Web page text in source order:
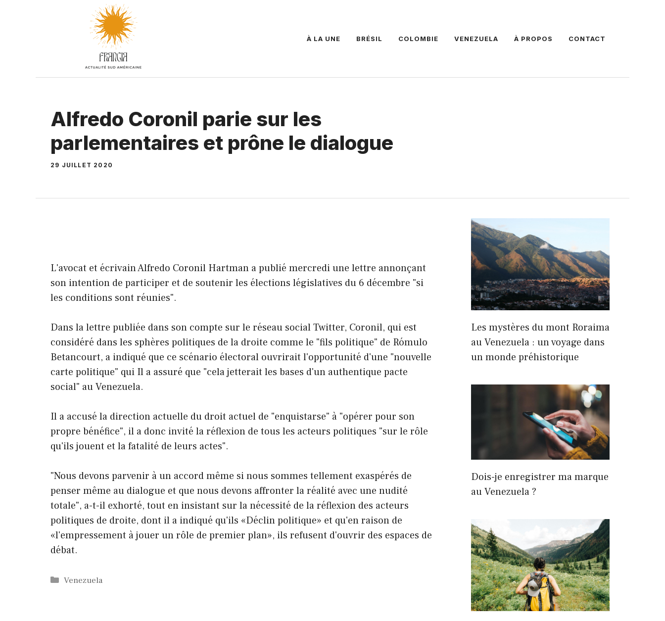
À LA UNE BRÉSIL COLOMBIE VENEZUELA À PROPOS CONTACT
Alfredo Coronil parie sur les
parlementaires et prône le dialogue
29 JUILLET 2020
L'avocat et écrivain Alfredo Coronil Hartman a publié mercredi une lettre annonçant
son intention de participer et de soutenir les élections législatives du 6 décembre "si
les conditions sont réunies".
Dans la lettre publiée dans son compte sur le réseau social Twitter, Coronil, qui est
considéré dans les sphères politiques de la droite comme le "fils politique" de Rómulo
Betancourt, a indiqué que ce scénario électoral ouvrirait l'opportunité d'une "nouvelle
carte politique" qui Il a assuré que "cela jetterait les bases d'un authentique pacte
social" au Venezuela.
Il a accusé la direction actuelle du droit actuel de "enquistarse" à "opérer pour son
propre bénéfice", il a donc invité la réflexion de tous les acteurs politiques "sur le rôle
qu'ils jouent et la fatalité de leurs actes".
"Nous devons parvenir à un accord même si nous sommes tellement exaspérés de
penser même au dialogue et que nous devons affronter la réalité avec une nudité
totale", a-t-il exhorté, tout en insistant sur la nécessité de la réflexion des acteurs
politiques de droite, dont il a indiqué qu'ils «Déclin politique» et qu'en raison de
«l'empressement à jouer un rôle de premier plan», ils refusent d'ouvrir des espaces de
débat.
Catégories
Venezuela
Les mystères du mont Roraima
au Venezuela : un voyage dans
un monde préhistorique
Dois-je enregistrer ma marque
au Venezuela ?